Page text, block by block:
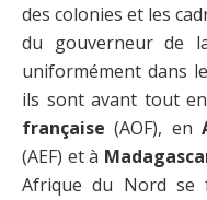
des colonies et les
du gouverneur de
uniformément dans
ils sont avant tout
française (AOF), en
(AEF) et à
Afrique du Nord se